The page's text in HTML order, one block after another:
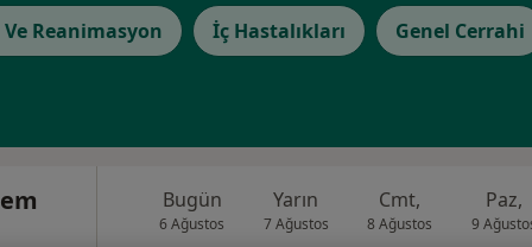
Reanimasyon İç Hastalıkları Genel Cerrahi
Bugün
6 Ağustos
Yarın
7 Ağustos
Cmt,
8 Ağustos
Paz,
9